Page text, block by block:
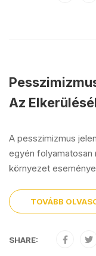
Az
A pesszimizmus
egyén folyamatosan
környezet
TOVÁBB
SHARE: